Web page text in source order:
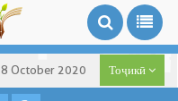
October 2020 Тоҷикӣ